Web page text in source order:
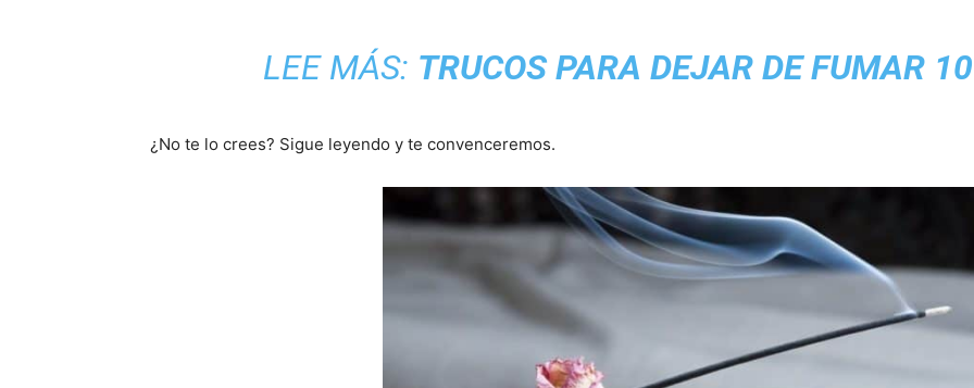
LEE MÁS: TRUCOS PARA DEJAR DE FUMAR
¿No te lo crees? Sigue leyendo y te convenceremos.